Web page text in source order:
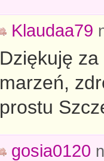
Klaudaa79
Dziękuję
marzeń,
prostu
gosia0120